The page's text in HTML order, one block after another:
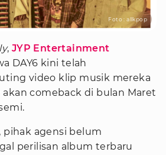
Foto : allkpop
, JYP Entertainment
DAY6 kini telah
video klip musik mereka
comeback di bulan Maret
pihak agensi belum
perilisan album terbaru